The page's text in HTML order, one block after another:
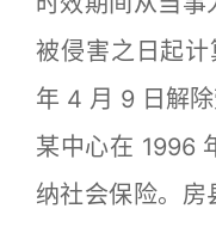
被侵害之日起
年 4 月 9 日解
某中心在 1996
纳社会保险。房